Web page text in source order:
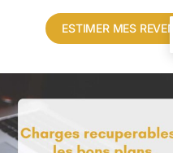
ESTIMER MES